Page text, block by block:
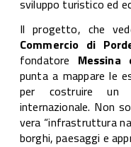
sviluppo turistico ed
Il progetto, che
Commercio di
fondatore
punta a mappare le
per costruire un
internazionale. Non
vera “infrastruttura
borghi, paesaggi e